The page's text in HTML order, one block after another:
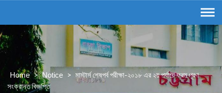
Home > Notice > মাস্টার্স শেষপর্ব পরীক্ষা-২০১৮ এর ২য় পর্যায়ে ফরম পূরণ
সংক্রান্ত বিজ্ঞপ্তি